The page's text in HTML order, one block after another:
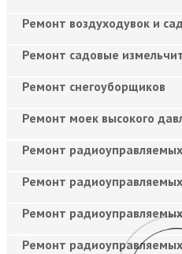
Ремонт воздуходувок и
Ремонт садовые
Ремонт снегоуборщиков
Ремонт моек высокого
Ремонт
Ремонт
Ремонт
Ремонт